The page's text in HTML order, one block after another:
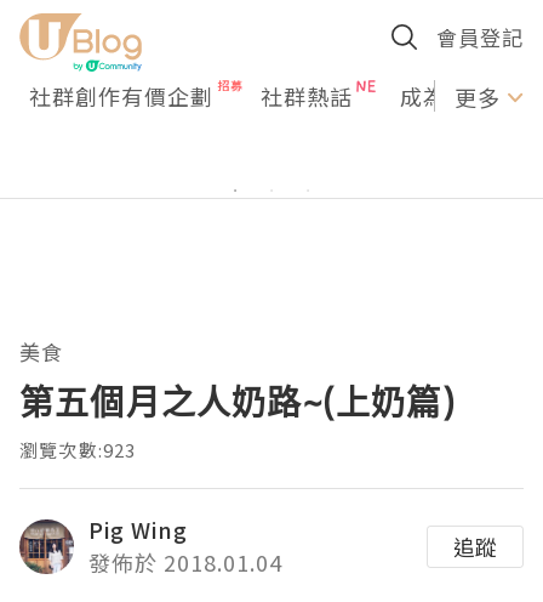
會員登記
社群創作有價企劃 社群熱話 成為U更多
美食
第五個月之人奶路~(上奶篇)
瀏覽次數:923
Pig Wing
發佈於 2018.01.04
追蹤